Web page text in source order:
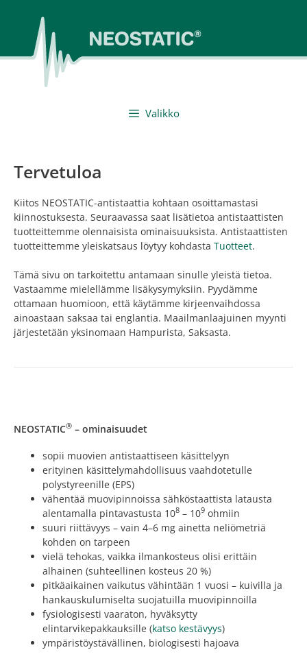
sisältöön
Valikko
Tervetuloa
Kiitos NEOSTATIC-antistaattia kohtaan osoittamastasi
kiinnostuksesta. Seuraavassa saat lisätietoa antistaattisten
tuotteittemme olennaisista ominaisuuksista. Antistaattisten
tuotteittemme yleiskatsaus löytyy kohdasta Tuotteet.
Tämä sivu on tarkoitettu antamaan sinulle yleistä tietoa.
Vastaamme mielellämme lisäkysymyksiin. Pyydämme
ottamaan huomioon, että käytämme kirjeenvaihdossa
ainoastaan saksaa tai englantia. Maailmanlaajuinen myynti
järjestetään yksinomaan Hampurista, Saksasta.
NEOSTATIC® – ominaisuudet
sopii muovien antistaattiseen käsittelyyn
erityinen käsittelymahdollisuus vaahdotetulle
polystyreenille (EPS)
vähentää muovipinnoissa sähköstaattista latausta
alentamalla pintavastusta 108 – 109 ohmiin
suuri riittävyys – vain 4–6 mg ainetta neliömetriä
kohden on tarpeen
vielä tehokas, vaikka ilmankosteus olisi erittäin
alhainen (suhteellinen kosteus 20 %)
pitkäaikainen vaikutus vähintään 1 vuosi – kuivilla ja
hankauskulumiselta suojatuilla muovipinnoilla
fysiologisesti vaaraton, hyväksytty
elintarvikepakkauksille (katso kestävyys)
ympäristöystävällinen, biologisesti hajoava